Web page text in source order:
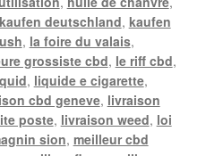
kaufen deutschland, kaufen
, la foire du valais,
grossiste cbd, le riff cbd,
, liquide e cigarette,
cbd geneve, livraison
poste, livraison weed, loi
sion, meilleur cbd